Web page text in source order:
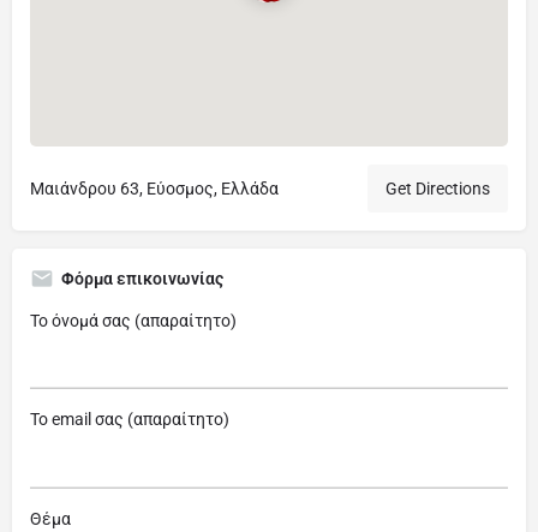
Μαιάνδρου 63, Εύοσμος, Ελλάδα Get Directions
Φόρμα επικοινωνίας
Το όνομά σας (απαραίτητο)
Το email σας (απαραίτητο)
Θέμα